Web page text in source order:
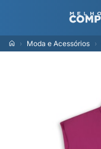
Moda e Acessórios